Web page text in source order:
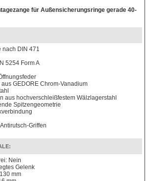
für Außensicherungsringe gerade 40-
nach DIN 471
5254 Form A
GEDORE Chrom-Vanadium
aus hochverschleißfestem Wälzlagerstahl
Spitzengeometrie
Griffen
Nein
Gelenk
mm